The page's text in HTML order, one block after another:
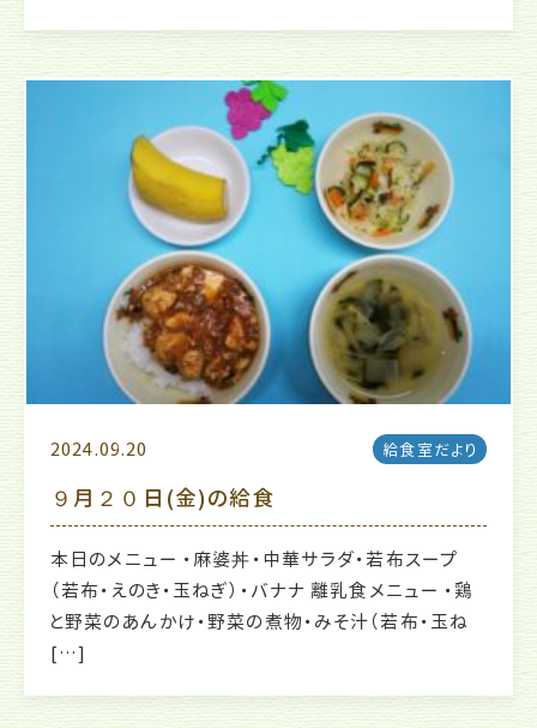
2024.09.20 給食室だより
９月２０日(金)の給食
本日のメニュー ・麻婆丼・中華サラダ・若布スープ
（若布・えのき・玉ねぎ）・バナナ 離乳食メニュー ・鶏
と野菜のあんかけ・野菜の煮物・みそ汁（若布・玉ね
[…]